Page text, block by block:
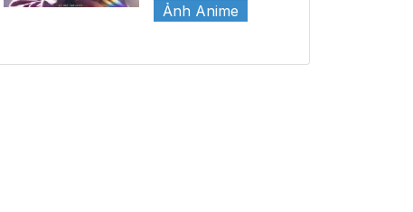
Ảnh Anime